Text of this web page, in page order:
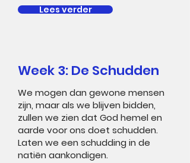
Lees verder
Week 3: De Schudden
We mogen dan gewone mensen
zijn, maar als we blijven bidden,
zullen we zien dat God hemel en
aarde voor ons doet schudden.
Laten we een schudding in de
natiën aankondigen.